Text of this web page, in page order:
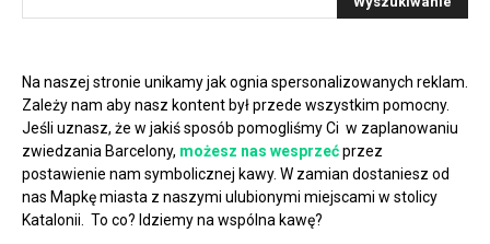
Na naszej stronie unikamy jak ognia spersonalizowanych reklam.
Zależy nam aby nasz kontent był przede wszystkim pomocny.
Jeśli uznasz, że w jakiś sposób pomogliśmy Ci w zaplanowaniu
zwiedzania Barcelony, możesz nas wesprzećprzez
postawienie nam symbolicznej kawy. W zamian dostaniesz od
nas Mapkę miasta z naszymi ulubionymi miejscami w stolicy
Katalonii. To co? Idziemy na wspólna kawę?